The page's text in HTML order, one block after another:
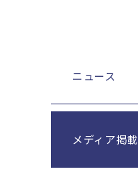
ニュース
メディア掲載